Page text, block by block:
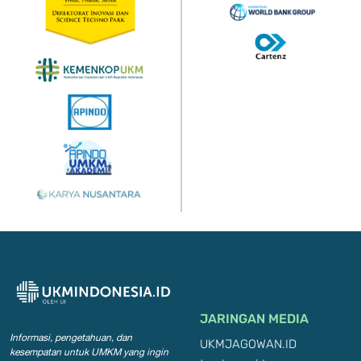
Informasi, pengetahuan, dan
kesempatan untuk UMKM yang ingin
JARINGAN MEDIA
UKMJAGOWAN.ID